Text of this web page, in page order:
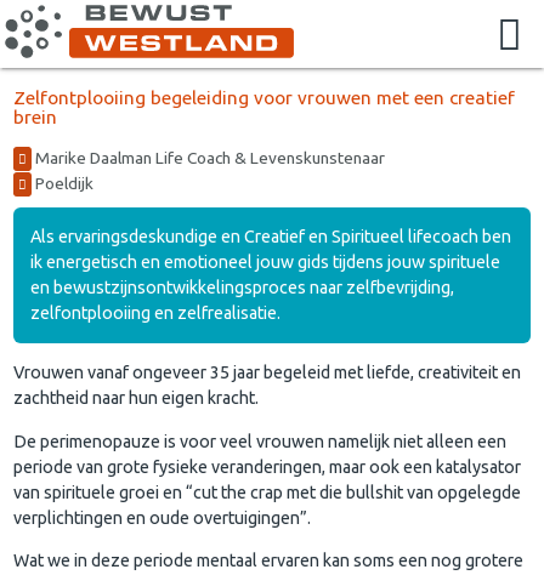
Zelfontplooiing begeleiding voor vrouwen met een creatief
brein
Marike Daalman Life Coach & Levenskunstenaar
Poeldijk
Als ervaringsdeskundige en Creatief en Spiritueel lifecoach ben
ik energetisch en emotioneel jouw gids tijdens jouw spirituele
en bewustzijnsontwikkelingsproces naar zelfbevrijding,
zelfontplooiing en zelfrealisatie.
Vrouwen vanaf ongeveer 35 jaar begeleid met liefde, creativiteit en
zachtheid naar hun eigen kracht.
De perimenopauze is voor veel vrouwen namelijk niet alleen een
periode van grote fysieke veranderingen, maar ook een katalysator
van spirituele groei en “cut the crap met die bullshit van opgelegde
verplichtingen en oude overtuigingen”.
Wat we in deze periode mentaal ervaren kan soms een nog grotere